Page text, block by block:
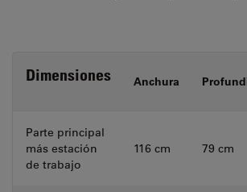
Dimensiones Anchura
Parte principal
más estación
de trabajo
116 cm 79 cm